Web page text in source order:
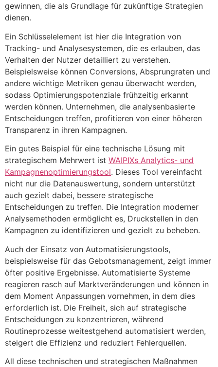
gewinnen, die als Grundlage für zukünftige Strategien
dienen.
Ein Schlüsselelement ist hier die Integration von
Tracking- und Analysesystemen, die es erlauben, das
Verhalten der Nutzer detailliert zu verstehen.
Beispielsweise können Conversions, Absprungraten und
andere wichtige Metriken genau überwacht werden,
sodass Optimierungspotenziale frühzeitig erkannt
werden können. Unternehmen, die analysenbasierte
Entscheidungen treffen, profitieren von einer höheren
Transparenz in ihren Kampagnen.
Ein gutes Beispiel für eine technische Lösung mit
strategischem Mehrwert ist WAIPIXs Analytics- und
Kampagnenoptimierungstool. Dieses Tool vereinfacht
nicht nur die Datenauswertung, sondern unterstützt
auch gezielt dabei, bessere strategische
Entscheidungen zu treffen. Die Integration moderner
Analysemethoden ermöglicht es, Druckstellen in den
Kampagnen zu identifizieren und gezielt zu beheben.
Auch der Einsatz von Automatisierungstools,
beispielsweise für das Gebotsmanagement, zeigt immer
öfter positive Ergebnisse. Automatisierte Systeme
reagieren rasch auf Marktveränderungen und können in
dem Moment Anpassungen vornehmen, in dem dies
erforderlich ist. Die Freiheit, sich auf strategische
Entscheidungen zu konzentrieren, während
Routineprozesse weitestgehend automatisiert werden,
steigert die Effizienz und reduziert Fehlerquellen.
All diese technischen und strategischen Maßnahmen